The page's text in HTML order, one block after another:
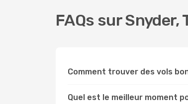
FAQs sur Snyder,
Comment trouver des vols
Quel est le meilleur moment